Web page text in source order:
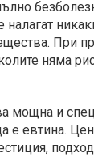
налагат
При
няма
мощна и
евтина.